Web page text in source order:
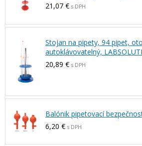
21,07 € s DPH
Stojan na pipety, 94 pipet,
autoklávovatelný,
20,89 € s DPH
Balónik pipetovací
6,20 € s DPH